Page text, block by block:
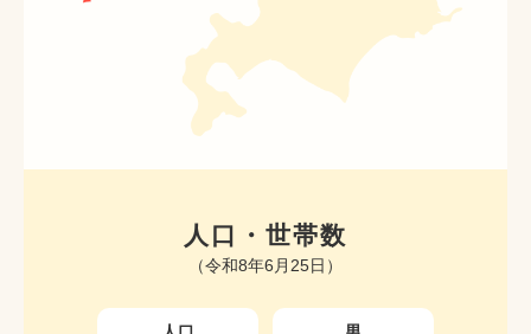
人口・世帯数
（令和8年6月25日）